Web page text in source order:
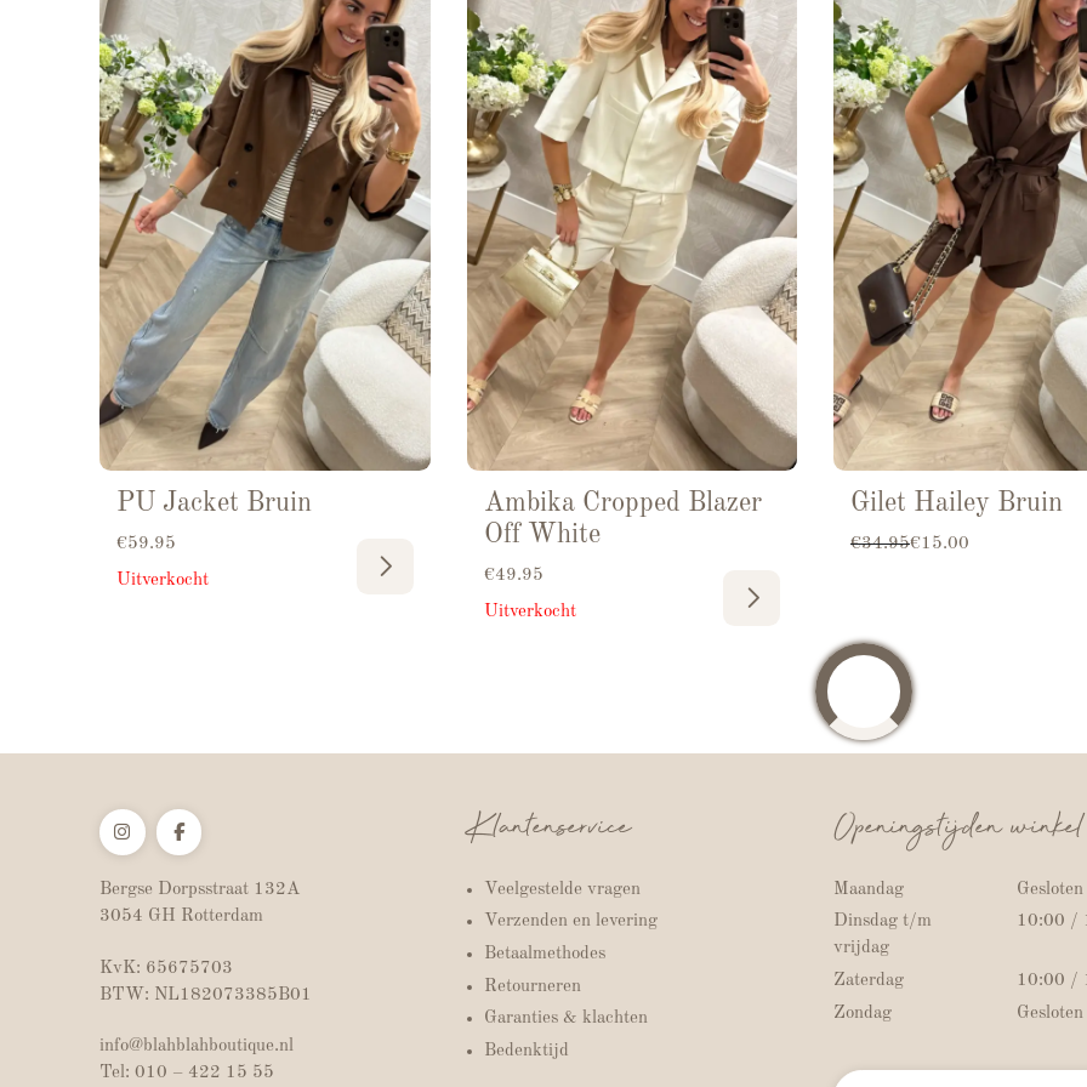
PU Jacket Bruin
€59.95
Uitverkocht
Ambika Cropped Blazer
Off White
€49.95
Uitverkocht
Gilet Hailey Bruin
€34.95
Oorspronkelijke prijs was:
€ 15.00
Huidige prijs is: €15.00.
Bergse Dorpsstraat 132A
3054 GH Rotterdam
KvK: 65675703
BTW: NL182073385B01
info@blahblahboutique.nl
Tel: 010 – 422 15 55
Klantenservice
Veelgestelde vragen
Verzenden en levering
Betaalmethodes
Retourneren
Garanties & klachten
Bedenktijd
Openingstijden winkel
Maandag
Gesloten
Dinsdag t/m
vrijdag
10:00 /
Zaterdag
10:00 /
Zondag
Gesloten